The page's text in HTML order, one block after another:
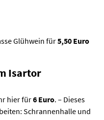
Glühwein für5,50 Euro
Isartor
hier für6 Euro. – Dieses
Schrannenhalle und